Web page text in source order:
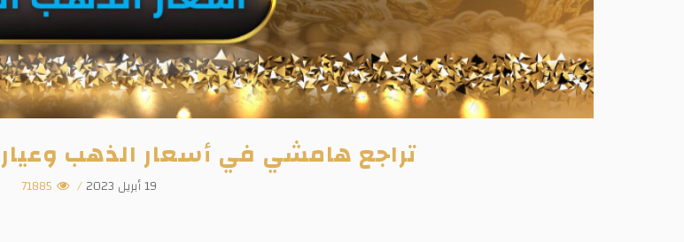
تراجع هامشي في أسعار الذهب وعيار 21 يسجل 2390 جنيهًا
19 أبريل 2023 /
71885